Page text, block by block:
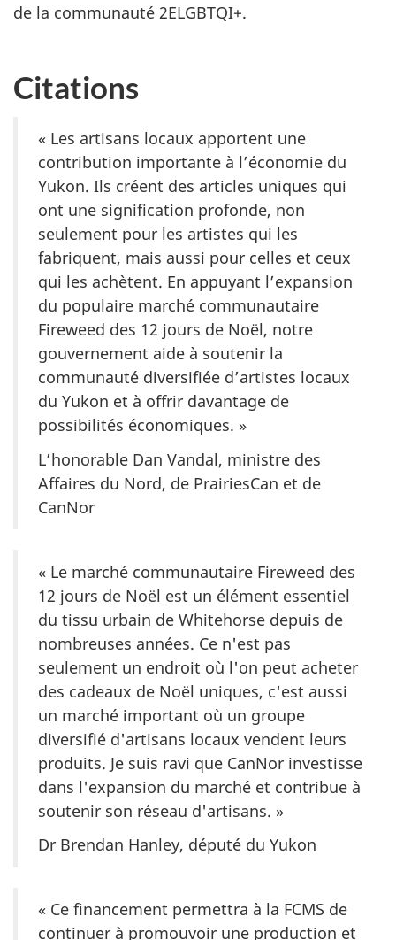
de la communauté 2ELGBTQI+.
Citations
« Les artisans locaux apportent une
contribution importante à l’économie du
Yukon. Ils créent des articles uniques qui
ont une signification profonde, non
seulement pour les artistes qui les
fabriquent, mais aussi pour celles et ceux
qui les achètent. En appuyant l’expansion
du populaire marché communautaire
Fireweed des 12 jours de Noël, notre
gouvernement aide à soutenir la
communauté diversifiée d’artistes locaux
du Yukon et à offrir davantage de
possibilités économiques. »
L’honorable Dan Vandal, ministre des
Affaires du Nord, de PrairiesCan et de
CanNor
« Le marché communautaire Fireweed des
12 jours de Noël est un élément essentiel
du tissu urbain de Whitehorse depuis de
nombreuses années. Ce n'est pas
seulement un endroit où l'on peut acheter
des cadeaux de Noël uniques, c'est aussi
un marché important où un groupe
diversifié d'artisans locaux vendent leurs
produits. Je suis ravi que CanNor investisse
dans l'expansion du marché et contribue à
soutenir son réseau d'artisans. »
Dr Brendan Hanley, député du Yukon
« Ce financement permettra à la FCMS de
continuer à promouvoir une production et